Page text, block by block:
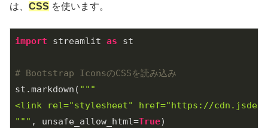
は、 CSS を使います。
import streamlit as st
# Bootstrap IconsのCSSを読み込み
st.markdown( """
<link rel="stylesheet" href="https://
""" , unsafe_allow_html=True)